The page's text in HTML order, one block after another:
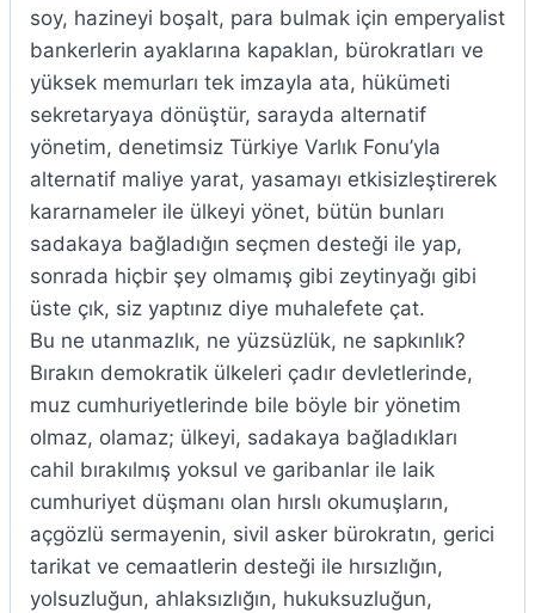
soy, hazineyi boşalt, para bulmak için emperyalist
bankerlerin ayaklarına kapaklan, bürokratları ve
yüksek memurları tek imzayla ata, hükümeti
sekretaryaya dönüştür, sarayda alternatif
yönetim, denetimsiz Türkiye Varlık Fonu’yla
alternatif maliye yarat, yasamayı etkisizleştirerek
kararnameler ile ülkeyi yönet, bütün bunları
sadakaya bağladığın seçmen desteği ile yap,
sonrada hiçbir şey olmamış gibi zeytinyağı gibi
üste çık, siz yaptınız diye muhalefete çat.
Bu ne utanmazlık, ne yüzsüzlük, ne sapkınlık?
Bırakın demokratik ülkeleri çadır devletlerinde,
muz cumhuriyetlerinde bile böyle bir yönetim
olmaz, olamaz; ülkeyi, sadakaya bağladıkları
cahil bırakılmış yoksul ve garibanlar ile laik
cumhuriyet düşmanı olan hırslı okumuşların,
açgözlü sermayenin, sivil asker bürokratın, gerici
tarikat ve cemaatlerin desteği ile hırsızlığın,
yolsuzluğun, ahlaksızlığın, hukuksuzluğun,